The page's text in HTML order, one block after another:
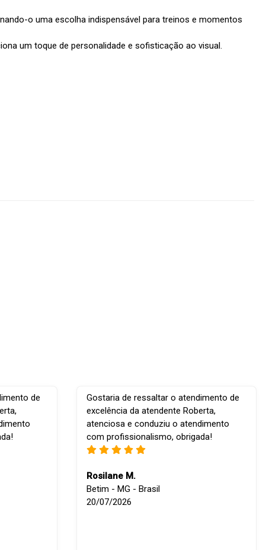
o uma escolha indispensável para treinos e momentos
um toque de personalidade e sofisticação ao visual.
de
Gostaria de ressaltar o atendimento de
excelência da atendente Roberta,
atenciosa e conduziu o atendimento
com profissionalismo, obrigada!
Rosilane M.
Betim - MG - Brasil
20/07/2026